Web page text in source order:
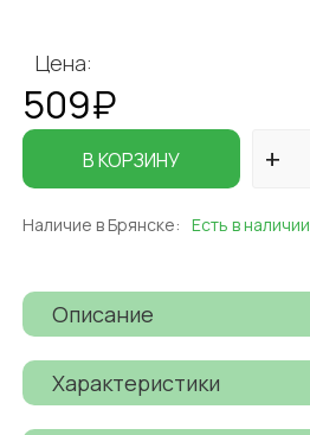
Цена:
509₽
В КОРЗИНУ
Наличие в Брянске: Есть в наличии
Описание
Характеристики